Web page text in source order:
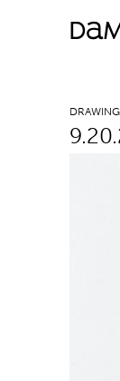
a
i